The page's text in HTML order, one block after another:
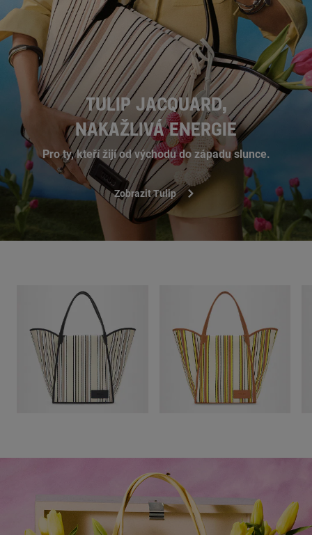
TULIP JACQUARD,
NAKAŽLIVÁ ENERGIE
Pro ty, kteří žijí od východu do západu slunce.
Zobrazit Tulip